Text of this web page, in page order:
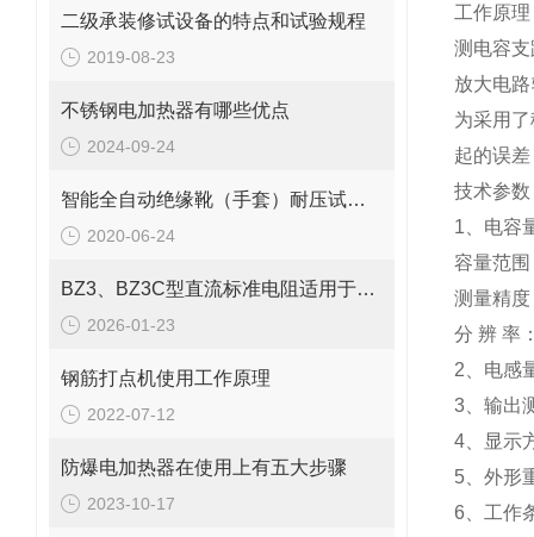
二级承装修试设备的特点和试验规程
2019-08-23
不锈钢电加热器有哪些优点
2024-09-24
智能全自动绝缘靴（手套）耐压试验装置使用说明
2020-06-24
BZ3、BZ3C型直流标准电阻适用于实验室
2026-01-23
钢筋打点机使用工作原理
2022-07-12
防爆电加热器在使用上有五大步骤
2023-10-17
工作原理
测电容
放大电
为采用
起的误
技术参数
1、电容
容量范
测量精
分 辨 率
2、电感
3、输出
4、显示
5、外形
6、工作